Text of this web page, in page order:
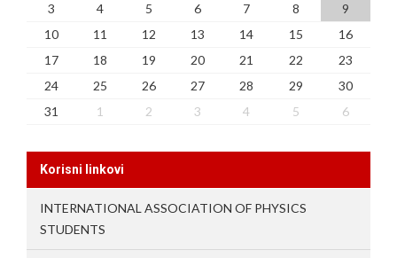
3
4 5 6 7 8
9
10
11 12 13 14 15
16
17
18 19 20 21 22
23
24
25 26 27 28 29
30
31
1 2 3 4 5 6
Korisni linkovi
INTERNATIONAL ASSOCIATION OF PHYSICS
STUDENTS